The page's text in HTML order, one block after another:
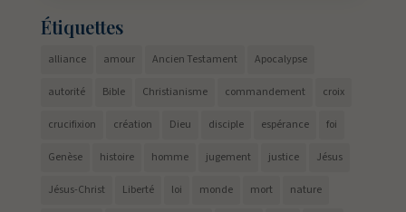
Étiquettes
alliance amour Ancien Testament Apocalypse
autorité Bible Christianisme commandement croix
crucifixion création Dieu disciple espérance foi
Genèse histoire homme jugement justice Jésus
Jésus-Christ Liberté loi monde mort nature